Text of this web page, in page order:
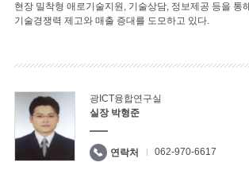
현장 밀착형 애로기술지원, 기술상담, 정보제공 등을 통
기술경쟁력 제고와 매출 증대를 도모하고 있다.
광ICT융합연구실
실장 박형준
연락처 062-970-6617